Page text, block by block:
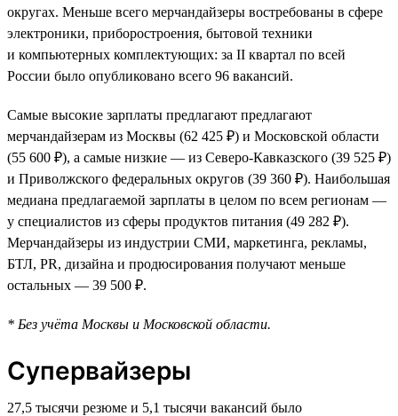
округах. Меньше всего мерчандайзеры востребованы в сфере
электроники, приборостроения, бытовой техники
и компьютерных комплектующих: за II квартал по всей
России было опубликовано всего 96 вакансий.
Самые высокие зарплаты предлагают предлагают
мерчандайзерам из Москвы (62 425 ₽) и Московской области
(55 600 ₽), а самые низкие — из Северо-Кавказского (39 525 ₽)
и Приволжского федеральных округов (39 360 ₽). Наибольшая
медиана предлагаемой зарплаты в целом по всем регионам —
у специалистов из сферы продуктов питания (49 282 ₽).
Мерчандайзеры из индустрии СМИ, маркетинга, рекламы,
БТЛ, PR, дизайна и продюсирования получают меньше
остальных — 39 500 ₽.
* Без учёта Москвы и Московской области.
Супервайзеры
27,5 тысячи резюме и 5,1 тысячи вакансий было